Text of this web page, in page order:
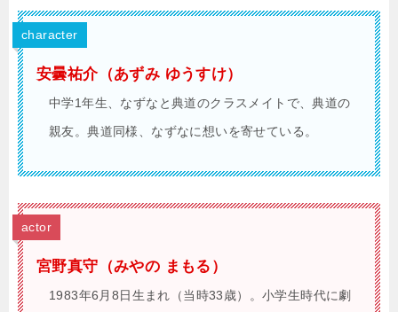
character
安曇祐介（あずみ ゆうすけ）
中学1年生、なずなと典道のクラスメイトで、典道の
親友。典道同様、なずなに想いを寄せている。
actor
宮野真守（みやの まもる）
1983年6月8日生まれ（当時33歳）。小学生時代に劇